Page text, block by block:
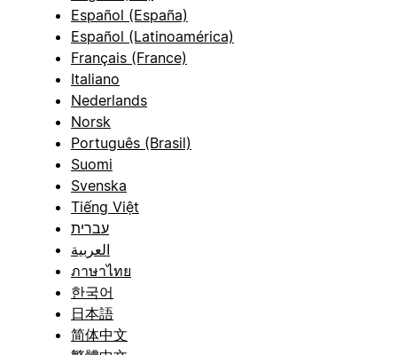
Español (España)
Español (Latinoamérica)
Français (France)
Italiano
Nederlands
Norsk
Português (Brasil)
Suomi
Svenska
Tiếng Việt
עברית
العربية
ภาษาไทย
한국어
日本語
简体中文